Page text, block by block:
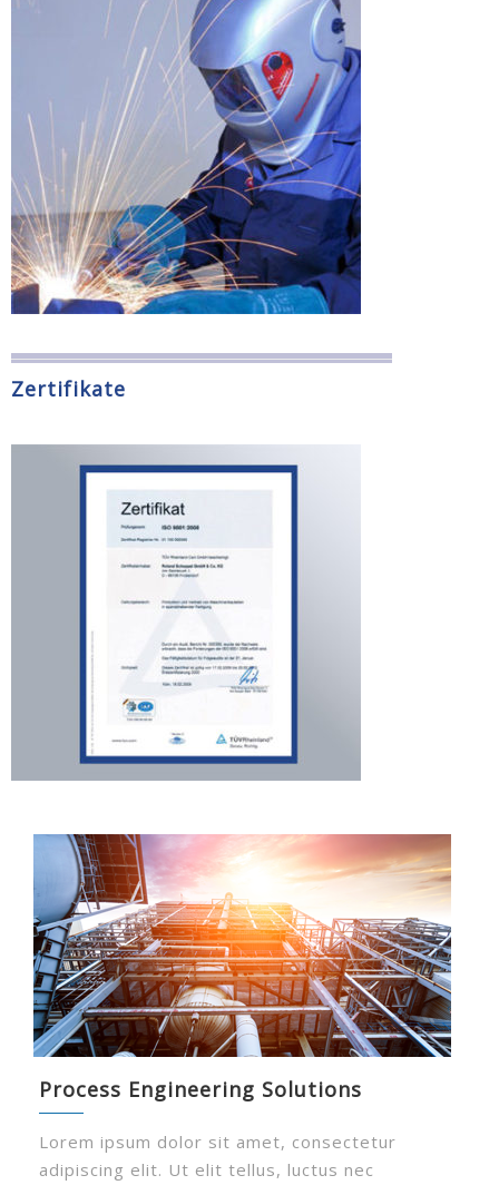
Zertifikate
Process Engineering Solutions
Lorem ipsum dolor sit amet, consectetur
adipiscing elit. Ut elit tellus, luctus nec